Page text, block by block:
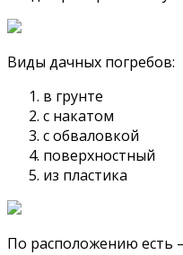
Виды дачных погребов:
в грунте
с накатом
с обваловкой
поверхностный
из пластика
По расположению есть